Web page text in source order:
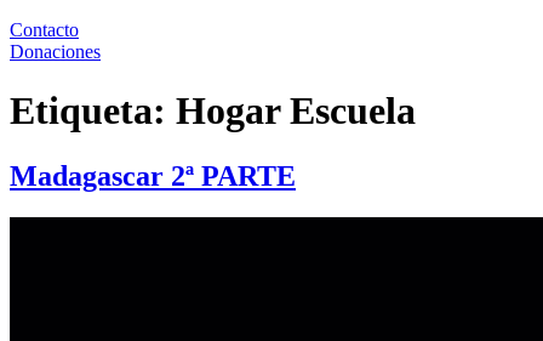
Contacto
Donaciones
Etiqueta: Hogar Escuela
Madagascar 2ª PARTE